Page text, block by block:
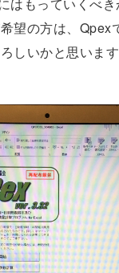
望の方は、Qpex
しいかと思います